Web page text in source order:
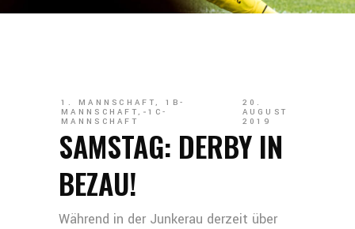
1. MANNSCHAFT, 1B-
MANNSCHAFT, 1C-
MANNSCHAFT
20.
AUGUST
2019
SAMSTAG: DERBY IN
BEZAU!
Während in der Junkerau derzeit über